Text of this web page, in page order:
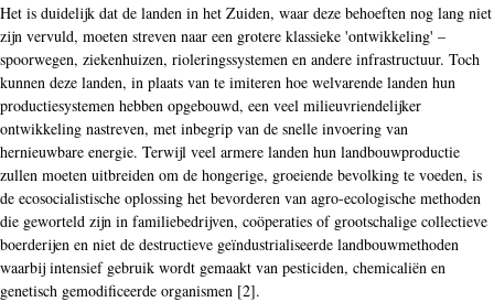
Het is duidelijk dat de landen in het Zuiden, waar deze behoeften nog lang niet
zijn vervuld, moeten streven naar een grotere klassieke 'ontwikkeling' –
spoorwegen, ziekenhuizen, rioleringssystemen en andere infrastructuur. Toch
kunnen deze landen, in plaats van te imiteren hoe welvarende landen hun
productiesystemen hebben opgebouwd, een veel milieuvriendelijker
ontwikkeling nastreven, met inbegrip van de snelle invoering van
hernieuwbare energie. Terwijl veel armere landen hun landbouwproductie
zullen moeten uitbreiden om de hongerige, groeiende bevolking te voeden, is
de ecosocialistische oplossing het bevorderen van agro-ecologische methoden
die geworteld zijn in familiebedrijven, coöperaties of grootschalige collectieve
boerderijen en niet de destructieve geïndustrialiseerde landbouwmethoden
waarbij intensief gebruik wordt gemaakt van pesticiden, chemicaliën en
genetisch gemodificeerde organismen [2].